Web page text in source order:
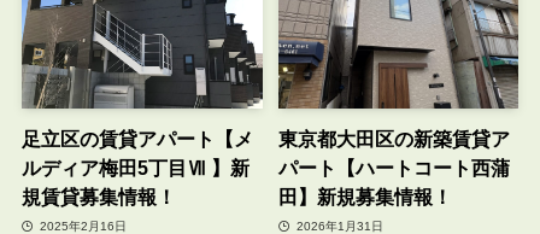
足立区の賃貸アパート【メ
ルディア梅田5丁目Ⅶ 】新
規賃貸募集情報！
2025年2月16日
東京都大田区の新築賃貸ア
パート【ハートコート西蒲
田】新規募集情報！
2026年1月31日